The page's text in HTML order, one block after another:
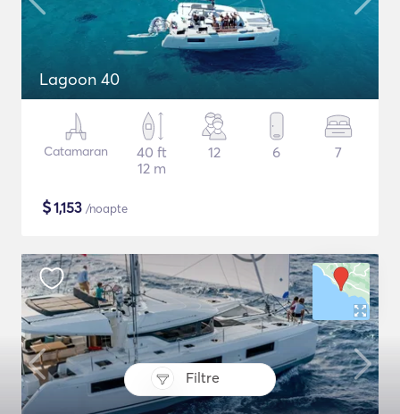
Filtre
Lagoon 40
Catamaran
40 ft
12 m
12 6 7
$1,153 /noapte